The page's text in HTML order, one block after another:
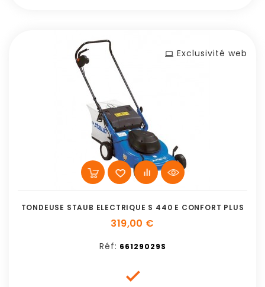
Exclusivité web
TONDEUSE STAUB ELECTRIQUE S 440 E CONFORT PLUS
319,00 €
Réf: 66129029S
